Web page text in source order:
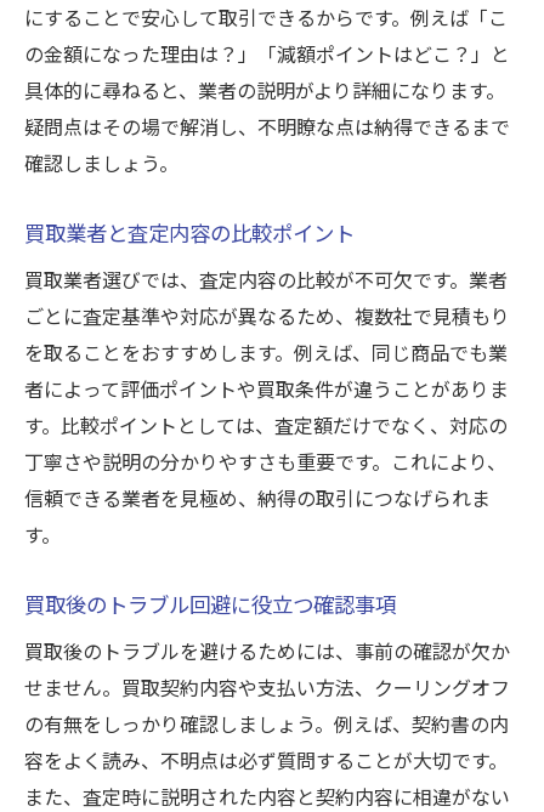
にすることで安心して取引できるからです。例えば「こ
の金額になった理由は？」「減額ポイントはどこ？」と
具体的に尋ねると、業者の説明がより詳細になります。
疑問点はその場で解消し、不明瞭な点は納得できるまで
確認しましょう。
買取業者と査定内容の比較ポイント
買取業者選びでは、査定内容の比較が不可欠です。業者
ごとに査定基準や対応が異なるため、複数社で見積もり
を取ることをおすすめします。例えば、同じ商品でも業
者によって評価ポイントや買取条件が違うことがありま
す。比較ポイントとしては、査定額だけでなく、対応の
丁寧さや説明の分かりやすさも重要です。これにより、
信頼できる業者を見極め、納得の取引につなげられま
す。
買取後のトラブル回避に役立つ確認事項
買取後のトラブルを避けるためには、事前の確認が欠か
せません。買取契約内容や支払い方法、クーリングオフ
の有無をしっかり確認しましょう。例えば、契約書の内
容をよく読み、不明点は必ず質問することが大切です。
また、査定時に説明された内容と契約内容に相違がない